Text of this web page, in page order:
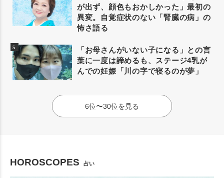
が出ず、顔色もおかしかった」最初の
異変。自覚症状のない「腎臓の病」の
怖さ語る
「お母さんがいない子になる」との言
葉に一度は諦めるも、ステージ4乳が
んでの妊娠「川の字で寝るのが夢」
6位〜30位を見る
HOROSCOPES 占い